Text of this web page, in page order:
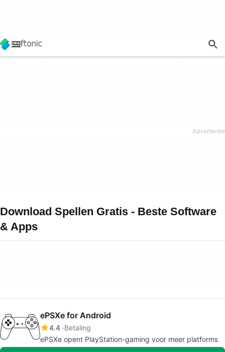
Download Spellen Gratis - Beste Software
& Apps
ePSXe for Android
4.4 Betaling
ePSXe opent PlayStation-gaming voor meer platforms